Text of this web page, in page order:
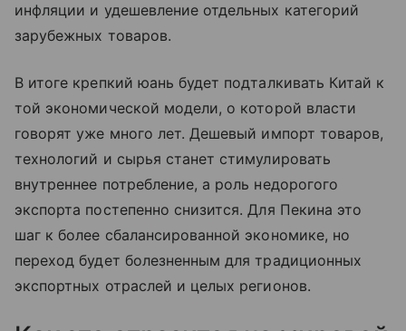
инфляции и удешевление отдельных категорий
зарубежных товаров.
В итоге крепкий юань будет подталкивать Китай к
той экономической модели, о которой власти
говорят уже много лет. Дешевый импорт товаров,
технологий и сырья станет стимулировать
внутреннее потребление, а роль недорогого
экспорта постепенно снизится. Для Пекина это
шаг к более сбалансированной экономике, но
переход будет болезненным для традиционных
экспортных отраслей и целых регионов.